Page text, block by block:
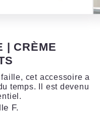
| CRÈME
cet accessoire a
temps. Il est devenu
F.